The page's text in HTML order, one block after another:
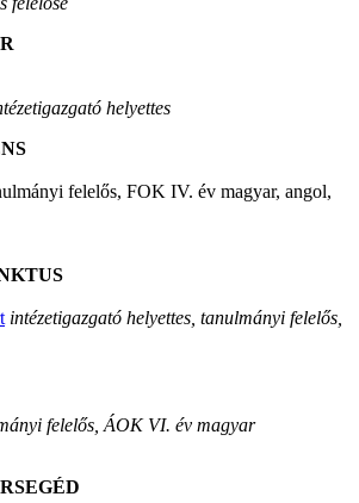
helyettes
felelős, FOK IV. év magyar, angol,
intézetigazgató helyettes, tanulmányi felelős,
felelős, ÁOK VI. év magyar